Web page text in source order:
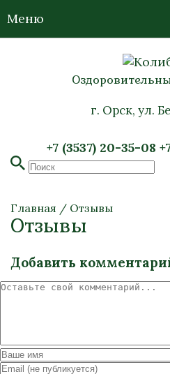
г. Орск, ул.
+7 (3537) 20-35-08
Меню
Главная / Отзывы
Отзывы
Добавить